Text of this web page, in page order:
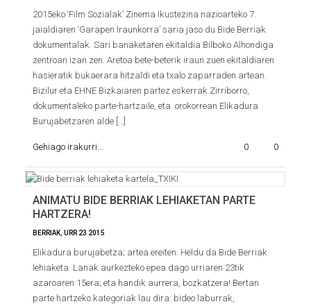
2015eko ‘Film Sozialak’ Zinema Ikustezina nazioarteko 7.
jaialdiaren ‘Garapen Iraunkorra’ saria jaso du Bide Berriak
dokumentalak. Sari banaketaren ekitaldia Bilboko Alhondiga
zentroan izan zen. Aretoa bete-beterik iraun zuen ekitaldiaren
hasieratik bukaerara hitzaldi eta txalo zaparraden artean.
Bizilur eta EHNE Bizkaiaren partez eskerrak Zirriborro,
dokumentaleko parte-hartzaile, eta orokorrean Elikadura
Burujabetzaren alde […]
Gehiago irakurri... 0 0
ANIMATU BIDE BERRIAK LEHIAKETAN PARTE
HARTZERA!
BERRIAK URR 23 2015
Elikadura burujabetza; artea ereiten. Heldu da Bide Berriak
lehiaketa. Lanak aurkezteko epea dago urriaren 23tik
azaroaren 15era; eta handik aurrera, bozkatzera! Bertan
parte hartzeko kategoriak lau dira: bideo laburrak,